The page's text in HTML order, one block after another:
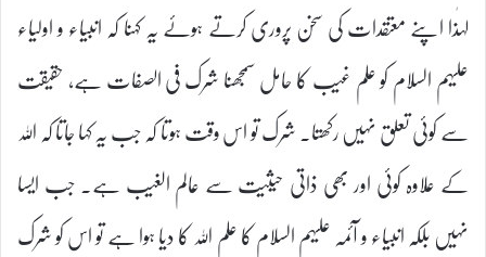
لہٰذا اپنے معتقدات کی سخن پروری کرتے ہوئے یہ کہنا کہ انبیاء و اولیاء
علیہم السلام کو علم غیب کا حامل سمجھنا شرک فی الصفات ہے، حقیقت
سے کوئی تعلق نہیں رکھتا۔ شرک تو اس وقت ہوتا کہ جب یہ کہا جاتا کہ اللہ
کے علاوہ کوئی اور بھی ذاتی حیثیت سے عالم الغیب ہے۔ جب ایسا
نہیں بلکہ انبیاء و آئمہ علیہم السلام کا علم اللہ کا دیا ہوا ہے تو اس کو شرک